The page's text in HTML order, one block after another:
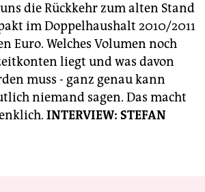
die Rückkehr zum alten Stand
im Doppelhaushalt 2010/2011
Euro. Welches Volumen noch
liegt und was davon
muss - ganz genau kann
niemand sagen. Das macht
INTERVIEW: STEFAN